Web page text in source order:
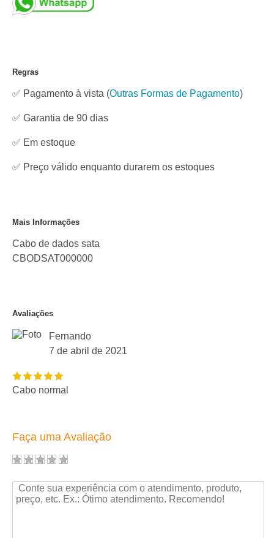
Regras
✅ Pagamento à vista (Outras Formas de Pagamento)
✅ Garantia de 90 dias
✅ Em estoque
✅ Preço válido enquanto durarem os estoques
Mais Informações
Cabo de dados sata
CBODSAT000000
Avaliações
Fernando
7 de abril de 2021
Cabo normal
Faça uma Avaliação